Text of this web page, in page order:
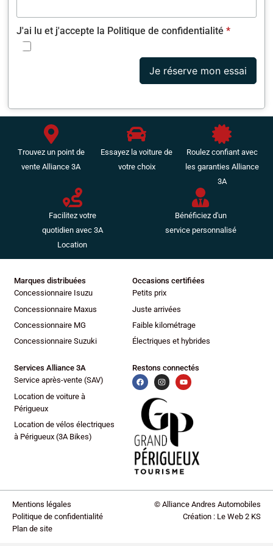
Rétroviseurs dégivrants
Rétroviseurs électriques
Siège conduct réglable hauteur-lombaire
Siège passager avec réglage lombaire
Sièges AV réglables en hauteur
Sièges rang 2 inclinables
Système de maintien du véhicule en côte
Tablette cache bagages
Température extérieure
Troisième ceinture de sécurité
Verrouillage auto. des portes en roulant
Verrouillage centralisé à distance
Vitres arrière électriques
Vitres avant électriques
Vitres teintées
Volant cuir
Volant réglable en profondeur et hauteur
Volume automatique de la radio
J'ai lu et j'accepte la Politique de confidentialité *
Je réserve mon essai
Trouvez un point de
vente Alliance 3A
Essayez la voiture de
votre choix
Roulez confiant avec
les garanties Alliance
3A
Facilitez votre
quotidien avec 3A
Location
Bénéficiez d'un
service personnalisé
Marques distribuées
Concessionnaire Isuzu
Concessionnaire Maxus
Concessionnaire MG
Concessionnaire Suzuki
Occasions certifiées
Petits prix
Juste arrivées
Faible kilométrage
Électriques et hybrides
Services Alliance 3A
Service après-vente (SAV)
Location de voiture à
Périgueux
Location de vélos électriques
à Périgueux (3A Bikes)
Restons connectés
Mentions légales
Politique de confidentialité
Plan de site
© Alliance Andres Automobiles
Création : Le Web 2 KS